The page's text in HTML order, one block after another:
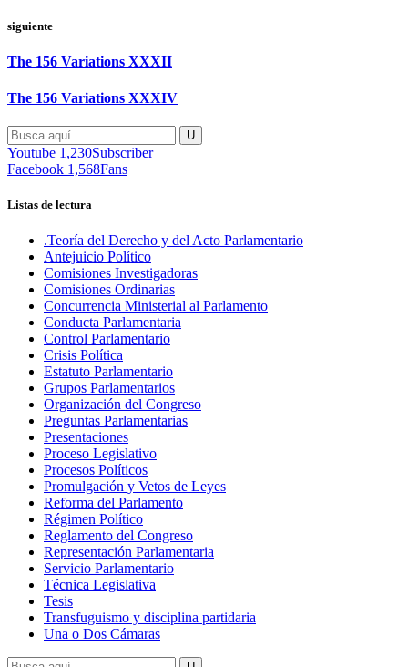
siguiente
The 156 Variations XXXII
The 156 Variations XXXIV
Youtube 1,230Subscriber
Facebook 1,568Fans
Listas de lectura
.Teoría del Derecho y del Acto Parlamentario
Antejuicio Político
Comisiones Investigadoras
Comisiones Ordinarias
Concurrencia Ministerial al Parlamento
Conducta Parlamentaria
Control Parlamentario
Crisis Política
Estatuto Parlamentario
Grupos Parlamentarios
Organización del Congreso
Preguntas Parlamentarias
Presentaciones
Proceso Legislativo
Procesos Políticos
Promulgación y Vetos de Leyes
Reforma del Parlamento
Régimen Político
Reglamento del Congreso
Representación Parlamentaria
Servicio Parlamentario
Técnica Legislativa
Tesis
Transfuguismo y disciplina partidaria
Una o Dos Cámaras